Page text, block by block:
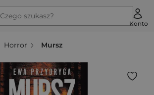
Czego szukasz?
Konto
Horror Mursz